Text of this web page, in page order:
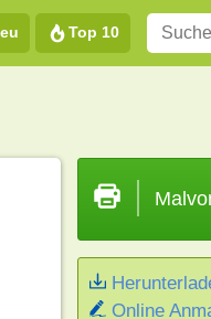
Top 10
Online